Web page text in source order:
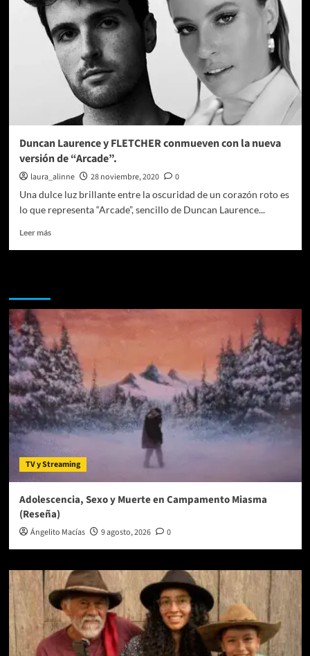
Duncan Laurence y FLETCHER conmueven con la nueva
versión de “Arcade”.
laura_alinne 28 noviembre, 2020
0
Una dulce luz brillante entre la oscuridad de un corazón roto es
lo que representa “Arcade”, sencillo de Duncan Laurence...
Leer másLeer
y
FLETCHER
conmueven
con
la
nueva
versión
de
“Arcade”.
TV y Streaming
Adolescencia, Sexo y Muerte en Campamento Miasma
(Reseña)
Ángelito Macías 9 agosto, 2026 0